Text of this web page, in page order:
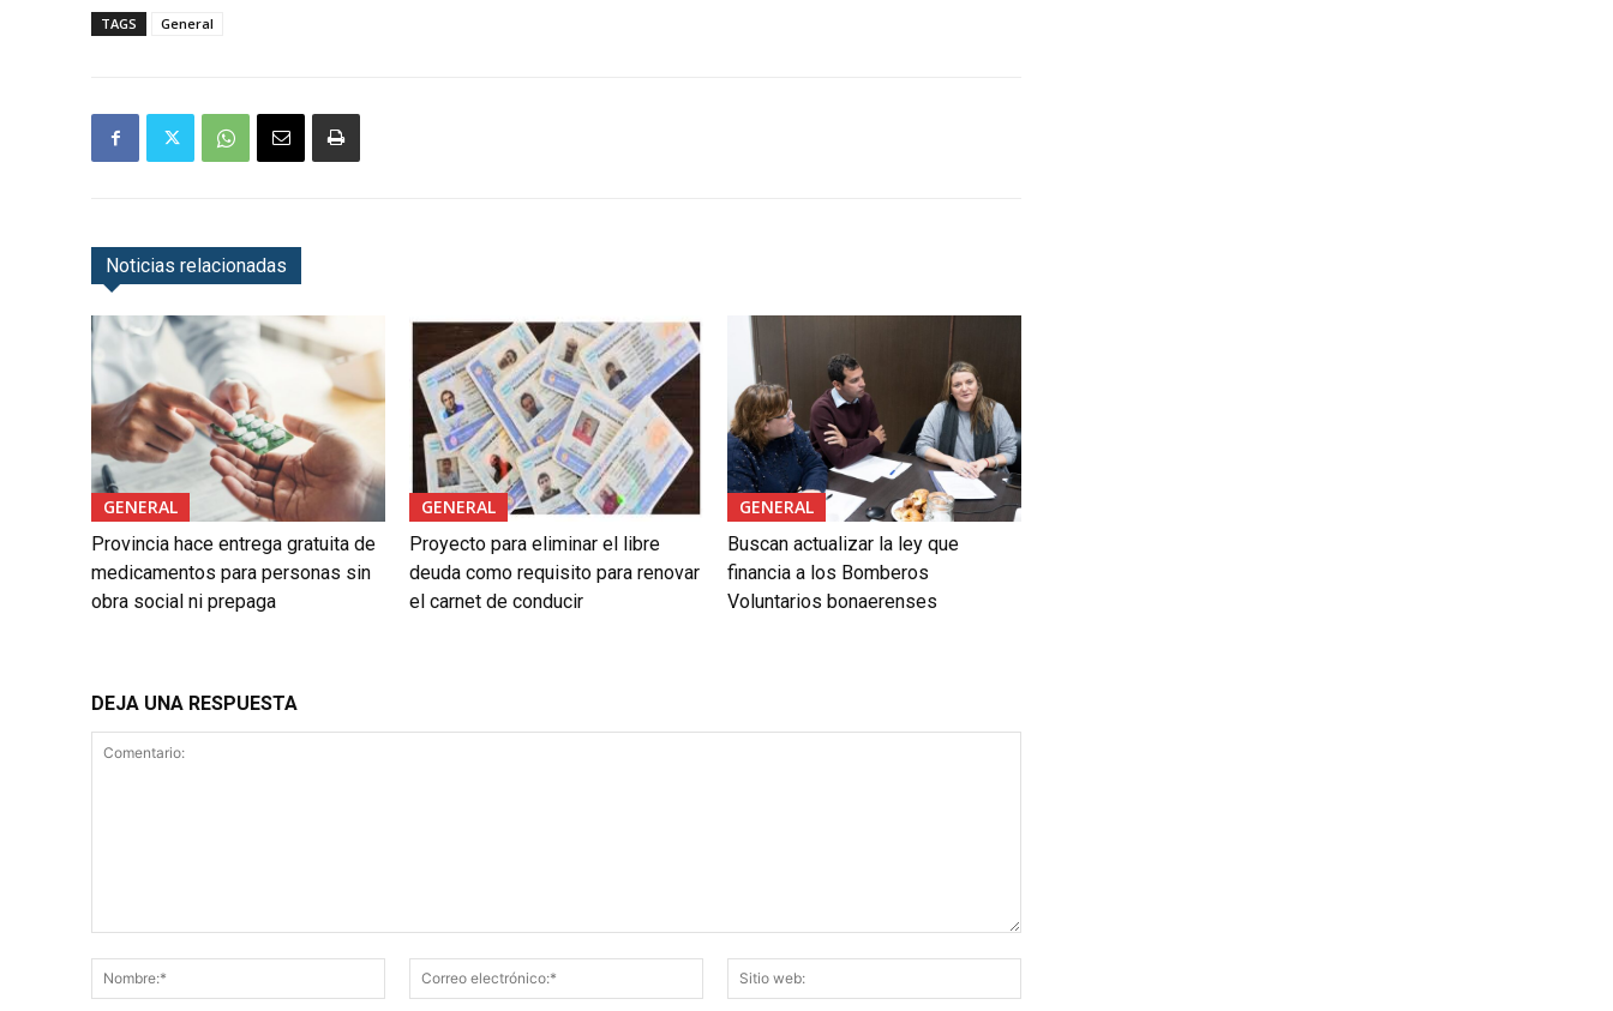
TAGS General
Noticias relacionadas
GENERAL
Provincia hace entrega gratuita de
medicamentos para personas sin
obra social ni prepaga
GENERAL
Proyecto para eliminar el libre
deuda como requisito para renovar
el carnet de conducir
GENERAL
Buscan actualizar la ley que
financia a los Bomberos
Voluntarios bonaerenses
DEJA UNA RESPUESTA
Nombre:*
Correo
electrónico:*
web: